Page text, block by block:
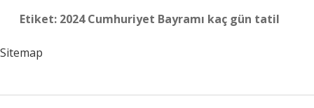
Etiket: 2024 Cumhuriyet Bayramı kaç gün tatil
Sitemap